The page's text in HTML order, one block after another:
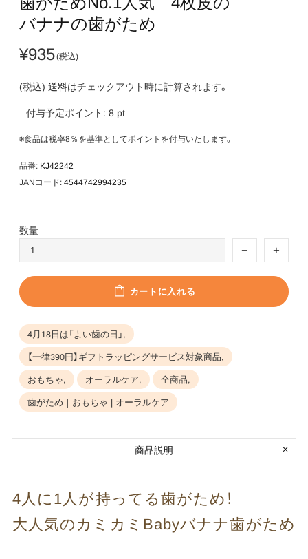
バナナの​歯が​ため
¥935
(税込) 送料はチェックアウト時に計算されます。
付与予定ポイント: 8 pt
※食品は税率8％を基準としてポイントを付与いたします。
品番: KJ42242
JANコード: 4544742994235
数量
カートに入れる
4月18日は「よい歯の日」,
【一律390円】ギフトラッピングサービス対象商品,
おもちゃ, オーラルケア, 全商品,
歯がため｜おもちゃ | オーラルケア
商品説明
4人に​1人が​持ってる​歯が​ため！​
大人気の​カミカミBabyバナナ歯が​ため